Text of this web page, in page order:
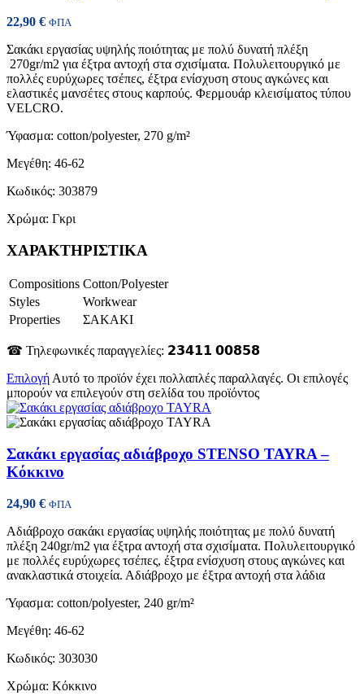
22,90 € ΦΠΑ
Σακάκι εργασίας υψηλής ποιότητας με πολύ δυνατή πλέξη
270gr/m2 για έξτρα αντοχή στα σχισίματα. Πολυλειτουργικό με
πολλές ευρύχωρες τσέπες, έξτρα ενίσχυση στους αγκώνες και
ελαστικές μανσέτες στους καρπούς. Φερμουάρ κλεισίματος τύπου
VELCRO.
Ύφασμα: cotton/polyester, 270 g/m²
Μεγέθη: 46-62
Κωδικός: 303879
Χρώμα: Γκρι
ΧΑΡΑΚΤΗΡΙΣΤΙΚΑ
Compositions Cotton/Polyester
Styles
Workwear
Properties
ΣΑΚΑΚΙ
☎ Τηλεφωνικές παραγγελίες: 𝟮𝟯𝟰𝟭𝟭 𝟬𝟬𝟴𝟱𝟴
ΕπιλογήΑυτό το προϊόν έχει πολλαπλές παραλλαγές. Οι επιλογές
μπορούν να επιλεγούν στη σελίδα του προϊόντος
Σακάκι εργασίας αδιάβροχο STENSO TAYRA –
Κόκκινο
24,90 € ΦΠΑ
Αδιάβροχο σακάκι εργασίας υψηλής ποιότητας με πολύ δυνατή
πλέξη 240gr/m2 για έξτρα αντοχή στα σχισίματα. Πολυλειτουργικό
με πολλές ευρύχωρες τσέπες, έξτρα ενίσχυση στους αγκώνες και
ανακλαστικά στοιχεία. Αδιάβροχο με έξτρα αντοχή στα λάδια
Ύφασμα: cotton/polyester, 240 gr/m²
Μεγέθη: 46-62
Κωδικός: 303030
Χρώμα: Κόκκινο